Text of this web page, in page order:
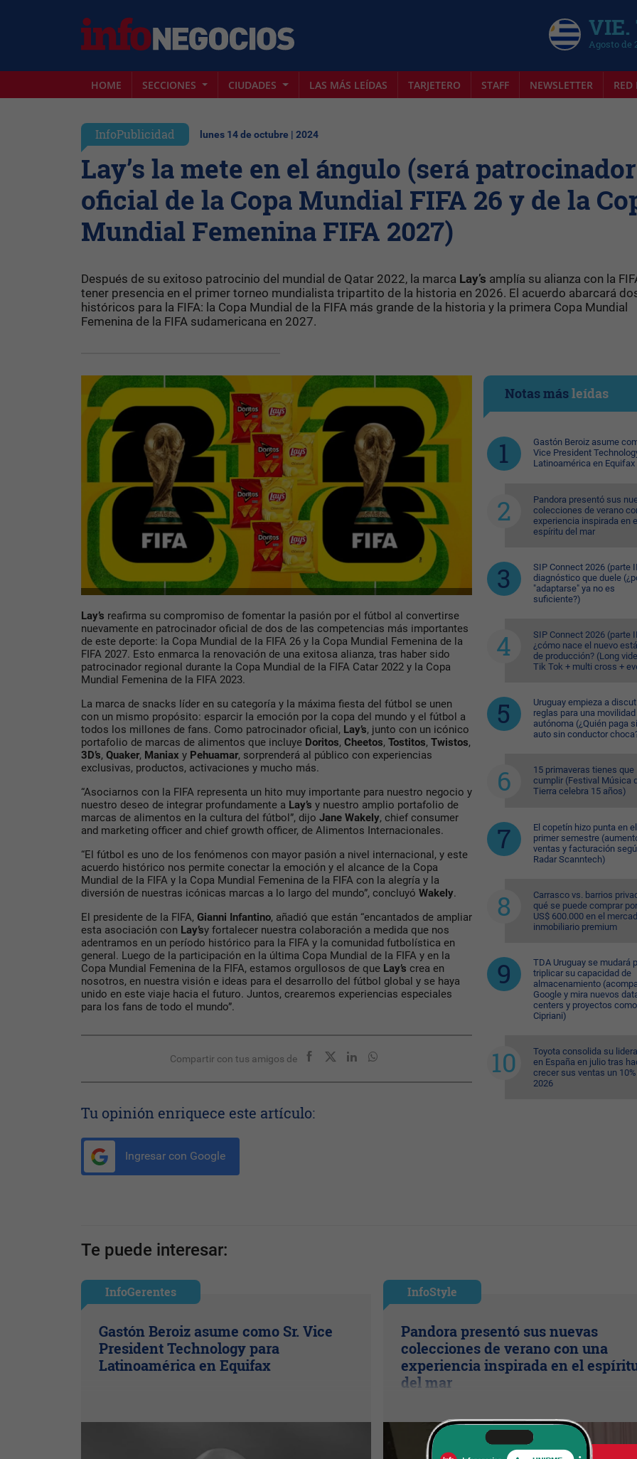
VIE.
Agosto de
HOME SECCIONES CIUDADES LAS MÁS LEÍDAS TARJETERO STAFF NEWSLETTER
InfoPublicidad lunes 14 de octubre | 2024
Lay’s la mete en el ángulo (será patrocinador
oficial de la Copa Mundial FIFA 26 y de la
Mundial Femenina FIFA 2027)
Después de su exitoso patrocinio del mundial de Qatar 2022, la marca Lay’s amplía su alianza con la
tener presencia en el primer torneo mundialista tripartito de la historia en 2026. El acuerdo abarcará
históricos para la FIFA: la Copa Mundial de la FIFA más grande de la historia y la primera Copa Mundial
Femenina de la FIFA sudamericana en 2027.
Lay’s reafirma su compromiso de fomentar la pasión por el fútbol al convertirse
nuevamente en patrocinador oficial de dos de las competencias más importantes
de este deporte: la Copa Mundial de la FIFA 26 y la Copa Mundial Femenina de la
FIFA 2027. Esto enmarca la renovación de una exitosa alianza, tras haber sido
patrocinador regional durante la Copa Mundial de la FIFA Catar 2022 y la Copa
Mundial Femenina de la FIFA 2023.
La marca de snacks líder en su categoría y la máxima fiesta del fútbol se unen
con un mismo propósito: esparcir la emoción por la copa del mundo y el fútbol a
todos los millones de fans. Como patrocinador oficial, Lay’s, junto con un icónico
portafolio de marcas de alimentos que incluye Doritos, Cheetos, Tostitos, Twistos,
3D’s, Quaker, Maniax y Pehuamar, sorprenderá al público con experiencias
exclusivas, productos, activaciones y mucho más.
“Asociarnos con la FIFA representa un hito muy importante para nuestro negocio y
nuestro deseo de integrar profundamente a Lay’s y nuestro amplio portafolio de
marcas de alimentos en la cultura del fútbol”, dijo Jane Wakely, chief consumer
and marketing officer and chief growth officer, de Alimentos Internacionales.
“El fútbol es uno de los fenómenos con mayor pasión a nivel internacional, y este
acuerdo histórico nos permite conectar la emoción y el alcance de la Copa
Mundial de la FIFA y la Copa Mundial Femenina de la FIFA con la alegría y la
diversión de nuestras icónicas marcas a lo largo del mundo”, concluyó Wakely.
El presidente de la FIFA, Gianni Infantino, añadió que están “encantados de ampliar
esta asociación con Lay’sy fortalecer nuestra colaboración a medida que nos
adentramos en un período histórico para la FIFA y la comunidad futbolística en
general. Luego de la participación en la última Copa Mundial de la FIFA y en la
Copa Mundial Femenina de la FIFA, estamos orgullosos de que Lay’s crea en
nosotros, en nuestra visión e ideas para el desarrollo del fútbol global y se haya
unido en este viaje hacia el futuro. Juntos, crearemos experiencias especiales
para los fans de todo el mundo”.
Compartir con tus amigos de
Tu opinión enriquece este artículo:
Ingresar con Google
Notas másleídas
Gastón Beroiz asume
Vice President
Latinoamérica en Equifax
Pandora presentó sus
colecciones de verano
experiencia inspirada en
espíritu del mar
SIP Connect 2026 (parte
diagnóstico que duele
"adaptarse" ya no es
suficiente?)
SIP Connect 2026 (parte
¿cómo nace el nuevo
de producción? (Long
Tik Tok + multi cross +
Uruguay empieza a
reglas para una movilidad
autónoma (¿Quién paga
auto sin conductor
15 primaveras tienes que
cumplir (Festival Música
Tierra celebra 15 años)
El copetín hizo punta en el
primer semestre
ventas y facturación
Radar Scanntech)
Carrasco vs. barrios
qué se puede comprar
US$ 600.000 en el
inmobiliario premium
TDA Uruguay se mudará
triplicar su capacidad de
almacenamiento
Google y mira nuevos
centers y proyectos como
Cipriani)
Toyota consolida su
en España en julio tras
crecer sus ventas un
2026
Te puede interesar:
InfoGerentes
Gastón Beroiz asume como Sr. Vice
President Technology para
Latinoamérica en Equifax
InfoStyle
Pandora presentó sus nuevas
colecciones de verano con una
experiencia inspirada en el
del mar